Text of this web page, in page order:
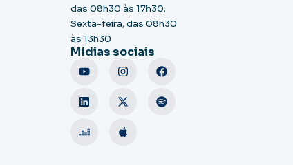
das 08h30 às 17h30;
Sexta-feira, das 08h30
às 13h30
Mídias sociais